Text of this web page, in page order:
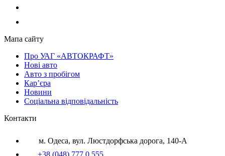
Мапа сайту
Про УАГ «АВТОКРАФТ»
Нові авто
Авто з пробігом
Кар’єра
Новини
Соціальна відповідальність
Контакти
м. Одеса, вул. Люстдорфська дорога, 140-А